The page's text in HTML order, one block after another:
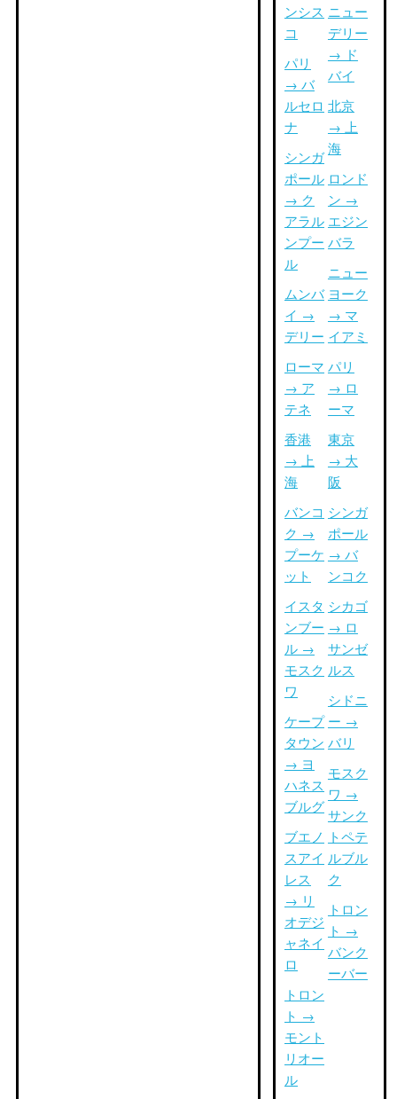
ンシス
コ
パリ
→ バ
ルセロ
ナ
シンガ
ポール
→ ク
アラル
ンプー
ル
ムンバ
イ →
デリー
ローマ
→ ア
テネ
香港
→ 上
海
バンコ
ク →
プーケ
ット
イスタ
ンブー
ル →
モスク
ワ
ケープ
タウン
→ ヨ
ハネス
ブルグ
ブエノ
スアイ
レス
→ リ
オデジ
ャネイ
ロ
トロン
ト →
モント
リオー
ル
ニュー
デリー
→ ド
バイ
北京
→ 上
海
ロンド
ン →
エジン
バラ
ニュー
ヨーク
→ マ
イアミ
パリ
→ ロ
ーマ
東京
→ 大
阪
シンガ
ポール
→ バ
ンコク
シカゴ
→ ロ
サンゼ
ルス
シドニ
ー →
バリ
モスク
ワ →
サンク
トペテ
ルブル
ク
トロン
ト →
バンク
ーバー